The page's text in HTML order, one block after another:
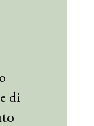
di